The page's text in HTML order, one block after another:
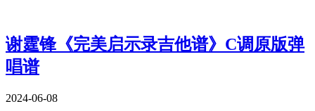
谢霆锋《完美启示录吉他谱》C调原版弹
唱谱
2024-06-08